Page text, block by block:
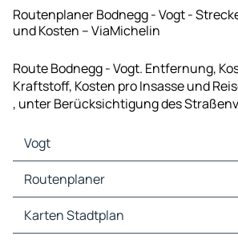
Routenplaner Bodnegg - Vogt -
und Kosten – ViaMichelin
Route Bodnegg - Vogt. Entfernung,
Kraftstoff, Kosten pro Insasse und
, unter Berücksichtigung des
Vogt
Vogt Karten Stadtplan
Vogt Verkehr
Vogt Hotels
Vogt Restaurants
Routenplaner
Routenplaner Vogt - Ravensburg
Routenplaner Vogt - Weingarten
Karten Stadtplan